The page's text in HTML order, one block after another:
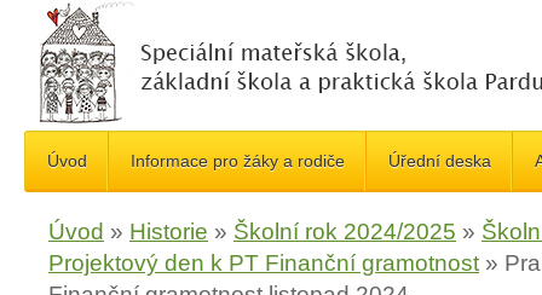
Úvod Informace pro žáky a rodiče Úřední deska
Úvod » Historie » Školní rok 2024/2025 »
Projektový den k PT Finanční gramotnost »